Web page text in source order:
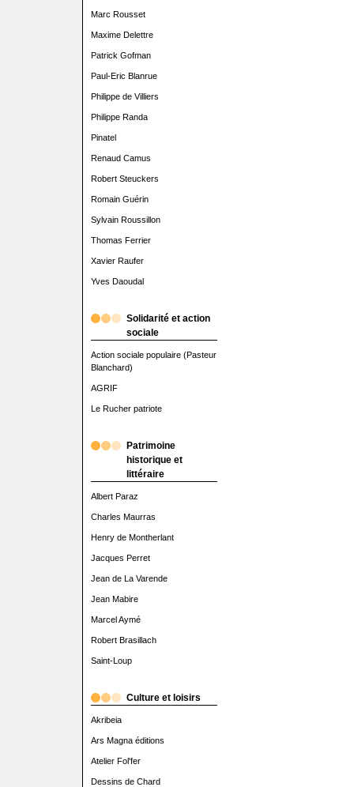
Marc Rousset
Maxime Delettre
Patrick Gofman
Paul-Eric Blanrue
Philippe de Villiers
Philippe Randa
Pinatel
Renaud Camus
Robert Steuckers
Romain Guérin
Sylvain Roussillon
Thomas Ferrier
Xavier Raufer
Yves Daoudal
Solidarité et action
sociale
Action sociale populaire (Pasteur
Blanchard)
AGRIF
Le Rucher patriote
Patrimoine
historique et
littéraire
Albert Paraz
Charles Maurras
Henry de Montherlant
Jacques Perret
Jean de La Varende
Jean Mabire
Marcel Aymé
Robert Brasillach
Saint-Loup
Culture et loisirs
Akribeia
Ars Magna éditions
Atelier Fol'fer
Dessins de Chard